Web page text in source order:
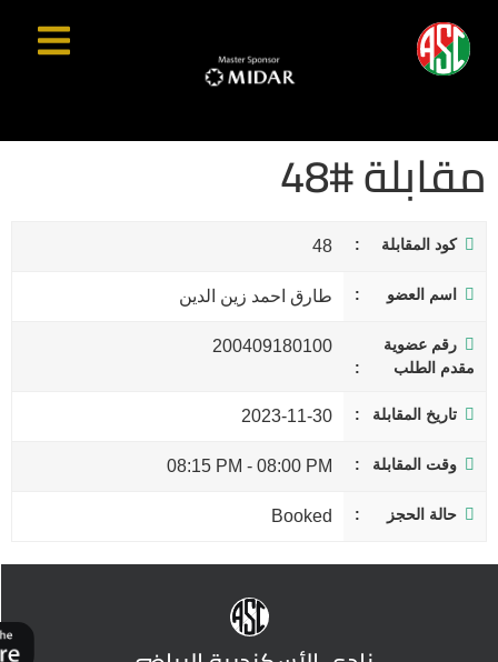
مقابلة #48
كود المقابلة 48
اسم العضو طارق احمد زين الدين
رقم عضوية
مقدم الطلب
200409180100
تاريخ المقابلة 2023-11-30
وقت المقابلة 08:00 PM
-
08:15 PM
حالة الحجز Booked